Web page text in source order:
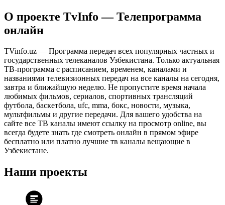
О проекте TvInfo — Телепрограмма
онлайн
TVinfo.uz — Программа передач всех популярных частных и
государственных телеканалов Узбекистана. Только актуальная
ТВ-программа с расписанием, временем, каналами и
названиями телевизионных передач на все каналы на сегодня,
завтра и ближайшую неделю. Не пропустите время начала
любимых фильмов, сериалов, спортивных трансляций
футбола, баскетбола, ufc, mma, бокс, новости, музыка,
мультфильмы и другие передачи. Для вашего удобства на
сайте все ТВ каналы имеют ссылку на просмотр online, вы
всегда будете знать где смотреть онлайн в прямом эфире
бесплатно или платно лучшие тв каналы вещающие в
Узбекистане.
Наши проекты